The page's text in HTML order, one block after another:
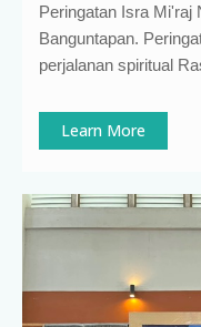
Peringatan Isra Mi'raj
Banguntapan.
perjalanan spiritual
Learn More